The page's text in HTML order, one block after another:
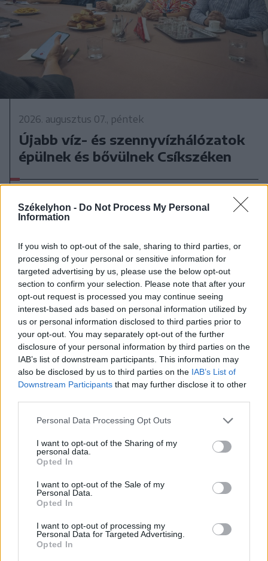
Székelyhon - Do Not Process My Personal
Information
If you wish to opt-out of the sale, sharing to third parties, or
processing of your personal or sensitive information for
targeted advertising by us, please use the below opt-out
section to confirm your selection. Please note that after your
opt-out request is processed you may continue seeing
interest-based ads based on personal information utilized by
us or personal information disclosed to third parties prior to
your opt-out. You may separately opt-out of the further
disclosure of your personal information by third parties on the
IAB’s list of downstream participants. This information may
also be disclosed by us to third parties on the IAB’s List of
Downstream Participants that may further disclose it to other
Personal Data Processing Opt Outs
I want to opt-out of the Sharing of my
personal data.
Opted In
I want to opt-out of the Sale of my
Personal Data.
Opted In
I want to opt-out of processing my
Personal Data for Targeted Advertising.
Opted In
2026. augusztus 07., péntek
Újabb víz- és szennyvízhálózatok
épülnek és bővülnek Csíkszéken
2026. augusztus 06., csütörtök
Két csíki községben is elkezdték a
vezetéképítést